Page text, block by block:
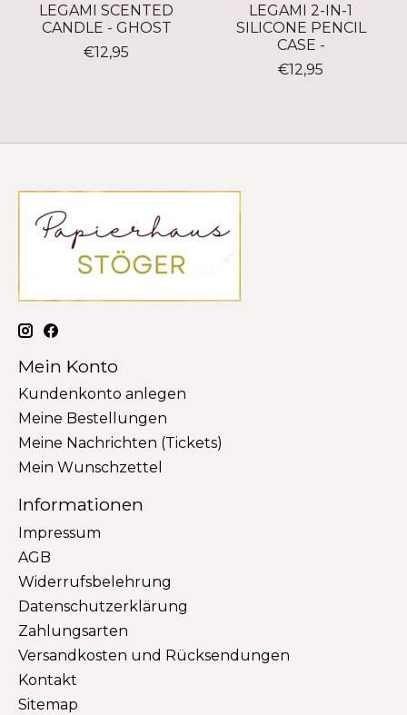
LEGAMI SCENTED
CANDLE - GHOST
€12,95
LEGAMI 2-IN-1
SILICONE PENCIL
CASE -
€12,95
Mein Konto
Kundenkonto anlegen
Meine Bestellungen
Meine Nachrichten (Tickets)
Mein Wunschzettel
Informationen
Impressum
AGB
Widerrufsbelehrung
Datenschutzerklärung
Zahlungsarten
Versandkosten und Rücksendungen
Kontakt
Sitemap